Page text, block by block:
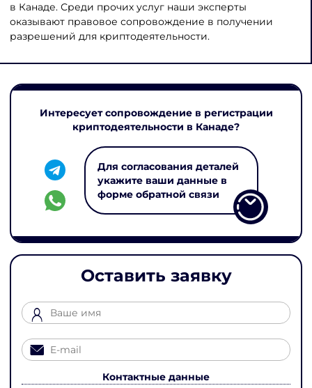
в Канаде. Среди прочих услуг наши эксперты
оказывают правовое сопровождение в получении
разрешений для криптодеятельности.
Интересует сопровождение в регистрации
криптодеятельности в Канаде?
Для согласования деталей
укажите ваши данные в
форме обратной связи
Оставить заявку
Контактные данные